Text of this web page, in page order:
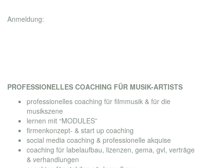
Anmeldung:
PROFESSIONELLES COACHING FÜR MUSIK-ARTISTS
professionelles coaching für filmmusik & für die
musikszene
lernen mit “MODULES”
firmenkonzept- & start up coaching
social media coaching & professionelle akquise
coaching für labelaufbau, lizenzen, gema, gvl, verträge
& verhandlungen